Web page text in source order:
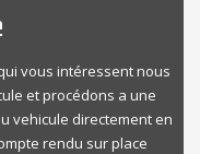
vous intéressent nous
et procédons a une
vehicule directement en
rendu sur place